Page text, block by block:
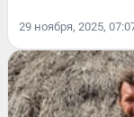
29 ноября, 2025,